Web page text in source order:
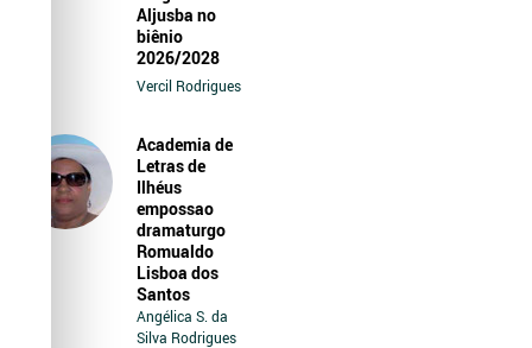
Aljusba no
biênio
2026/2028
Vercil Rodrigues
Academia de
Letras de
Ilhéus
empossao
dramaturgo
Romualdo
Lisboa dos
Santos
Angélica S. da
Silva Rodrigues